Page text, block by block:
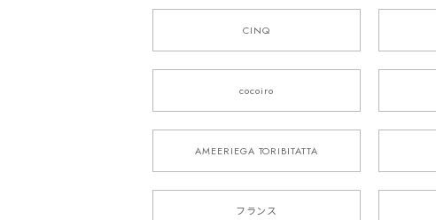
CINQ
cocoiro
AMEERIEGA TORIBITATTA
フランス